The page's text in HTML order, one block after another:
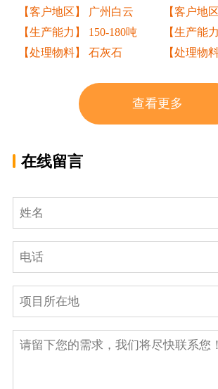
【客户地区】 广州白云
【生产能力】 150-180吨
【处理物料】 石灰石
【客户地
【生产能
【处理物
查看更多
在线留言